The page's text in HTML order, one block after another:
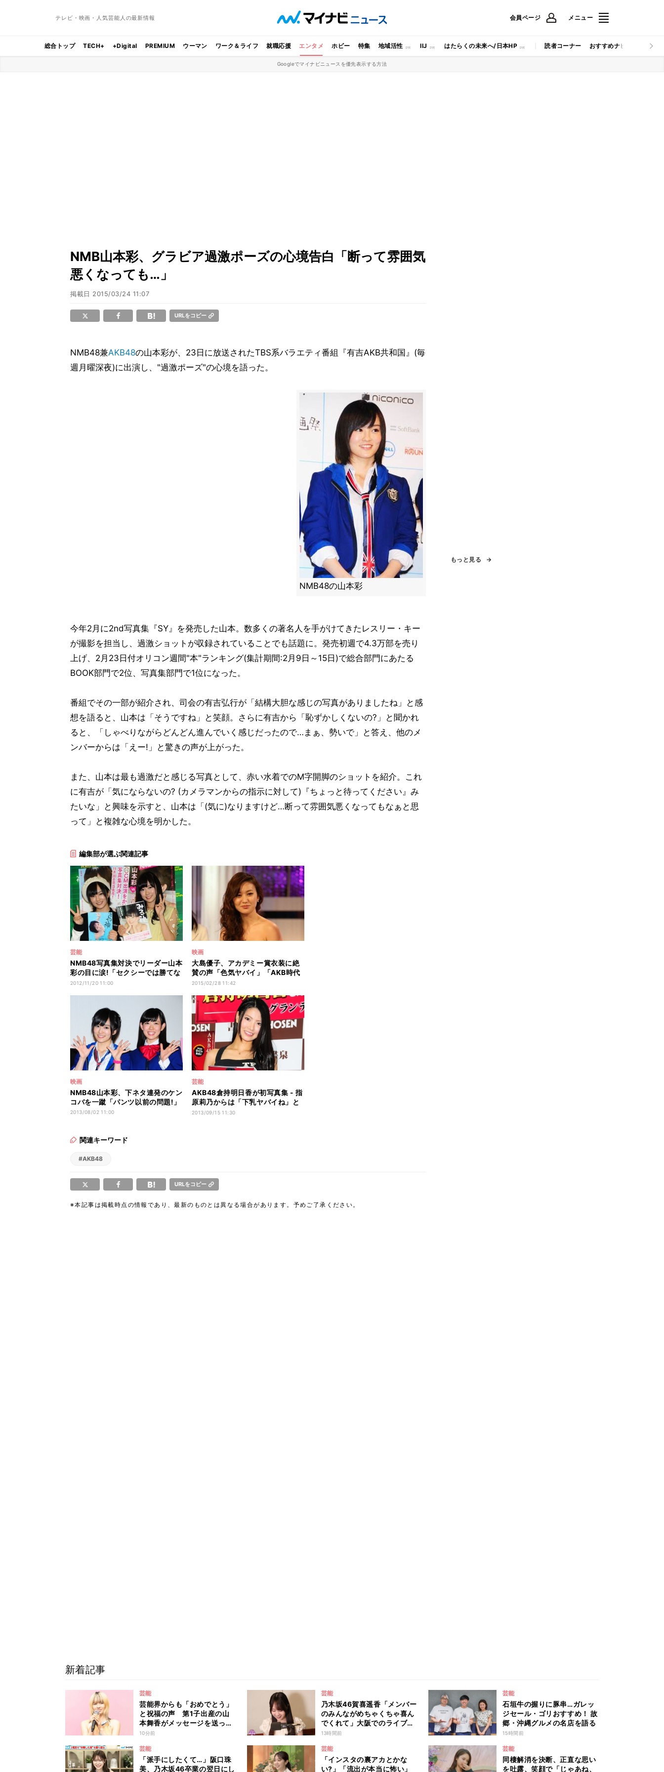
テレビ・映画・人気芸能人の最新情報 会員ページ メニュー
総合トップ TECH+ +Digital PREMIUM ウーマン ワーク＆ライフ 就職応援 エンタメ ホビー 特集 地域活性 IIJ はたらくの未来へ/日本HP 読者コーナー おすすめナビ マイナビ
Googleでマイナビニュースを優先表示する方法
NMB山本彩、グラビア過激ポーズの心境告白「断って雰囲気
悪くなっても…」
掲載日 2015/03/24 11:07
URLをコピー
NMB48兼AKB48の山本彩が、23日に放送されたTBS系バラエティ番組『有吉AKB共和国』(毎
週月曜深夜)に出演し、"過激ポーズ"の心境を語った。
NMB48の山本彩
今年2月に2nd写真集『SY』を発売した山本。数多くの著名人を手がけてきたレスリー・キー
が撮影を担当し、過激ショットが収録されていることでも話題に。発売初週で4.3万部を売り
上げ、2月23日付オリコン週間"本"ランキング(集計期間:2月9日～15日)で総合部門にあたる
BOOK部門で2位、写真集部門で1位になった。
番組でその一部が紹介され、司会の有吉弘行が「結構大胆な感じの写真がありましたね」と感
想を語ると、山本は「そうですね」と笑顔。さらに有吉から「恥ずかしくないの?」と聞かれ
ると、「しゃべりながらどんどん進んでいく感じだったので…まぁ、勢いで」と答え、他のメ
ンバーからは「えー!」と驚きの声が上がった。
また、山本は最も過激だと感じる写真として、赤い水着でのM字開脚のショットを紹介。これ
に有吉が「気にならないの? (カメラマンからの指示に対して)『ちょっと待ってください』み
たいな」と興味を示すと、山本は「(気に)なりますけど…断って雰囲気悪くなってもなぁと思
って」と複雑な心境を明かした。
編集部が選ぶ関連記事
芸能
NMB48写真集対決でリーダー山本
彩の目に涙!「セクシーでは勝てな
い……」
2012/11/20 11:00
映画
大島優子、アカデミー賞衣装に絶
賛の声「色気ヤバイ」「AKB時代
より美人」
2015/02/28 11:42
映画
NMB48山本彩、下ネタ連発のケン
コバを一蹴「パンツ以前の問題!」
2013/08/02 11:00
芸能
AKB48倉持明日香が初写真集 - 指
原莉乃からは「下乳ヤバイね」と
絶賛?
2013/09/15 11:30
関連キーワード
#AKB48
URLをコピー
※本記事は掲載時点の情報であり、最新のものとは異なる場合があります。予めご了承ください。
もっと見る
新着記事
芸能
芸能界からも「おめでとう」
と祝福の声 第1子出産の山
本舞香がメッセージを送っ
た、我が子が“同い年”の女優
た所属事務所からの退所を報
告「自分の進むべき道を改め
て考えながら…」
10分前
芸能
乃木坂46賀喜遥香「メンバー
のみんながめちゃくちゃ喜ん
でくれて」大阪でのライブで
毎回届く“親戚からの差し入
13時間前
芸能
石垣牛の握りに豚串…ガレッ
ジセール・ゴリおすすめ！ 故
郷・沖縄グルメの名店を語る
15時間前
芸能
「派手にしたくて…」阪口珠
美、乃木坂46卒業の翌日にし
芸能
「インスタの裏アカとかな
い?」「流出が本当に怖い」
芸能
同棲解消を決断、正直な思い
を吐露、笑顔で「じゃあね、